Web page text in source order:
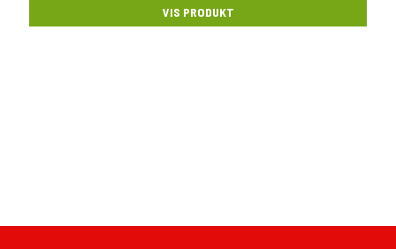
VIS PRODUKT